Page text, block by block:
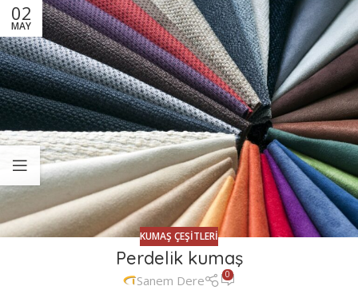
02
MAY
KUMAŞ ÇEŞITLERI
Perdelik kumaş
Sanem Dere 0